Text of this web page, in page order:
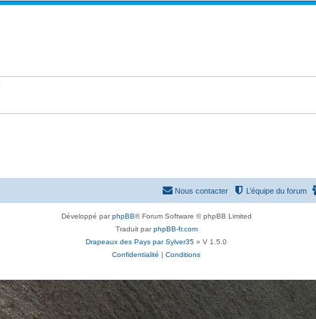
é
s
s
L’équipe du forum
Nous contacter
Développé parphpBB® Forum Software © phpBB Limited
Traduit parphpBB-fr.com
Drapeaux des Pays par Sylver35 » V 1.5.0
Confidentialité | Conditions